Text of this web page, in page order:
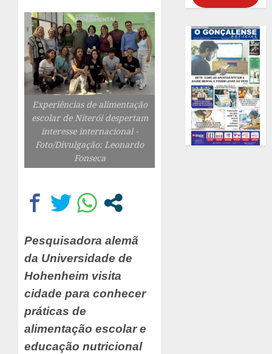
Experiências de alimentação
escolar de Niterói despertam
interesse internacional -
Foto/Divulgação: Leonardo
Fonseca
Pesquisadora alemã
da Universidade de
Hohenheim visita
cidade para conhecer
práticas de
alimentação escolar e
educação nutricional